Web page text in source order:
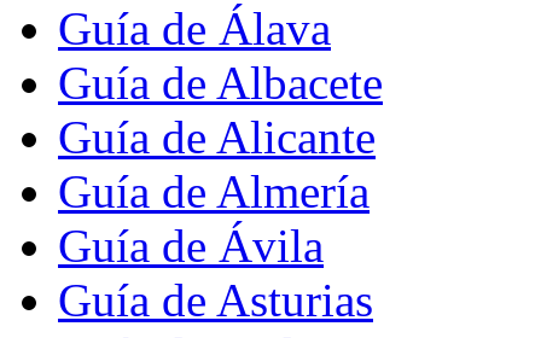
Guía de Álava
Guía de Albacete
Guía de Alicante
Guía de Almería
Guía de Ávila
Guía de Asturias